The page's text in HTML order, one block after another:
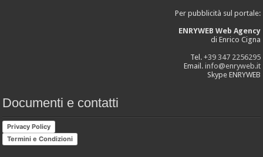
Per pubblicità sul portale:
ENRYWEB Web Agency
di Enrico Cigna
Tel. +39 347 2256295
Email. info@enryweb.it
Skype ENRYWEB
Documenti e contatti
Privacy Policy
Termini e Condizioni